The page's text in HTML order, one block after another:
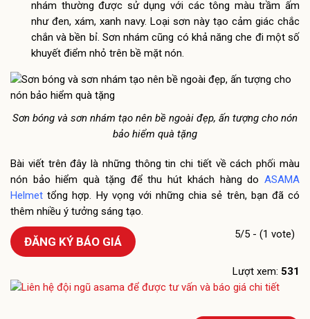
nhám thường được sử dụng với các tông màu trầm ấm
như đen, xám, xanh navy. Loại sơn này tạo cảm giác chắc
chắn và bền bỉ. Sơn nhám cũng có khả năng che đi một số
khuyết điểm nhỏ trên bề mặt nón.
Sơn bóng và sơn nhám tạo nên bề ngoài đẹp, ấn tượng cho nón
bảo hiểm quà tặng
Bài viết trên đây là những thông tin chi tiết về cách phối màu
nón bảo hiểm quà tặng để thu hút khách hàng do ASAMA
Helmet tổng hợp. Hy vọng với những chia sẻ trên, bạn đã có
thêm nhiều ý tưởng sáng tạo.
5/5 - (1 vote)
ĐĂNG KÝ BÁO GIÁ
Lượt xem: 531